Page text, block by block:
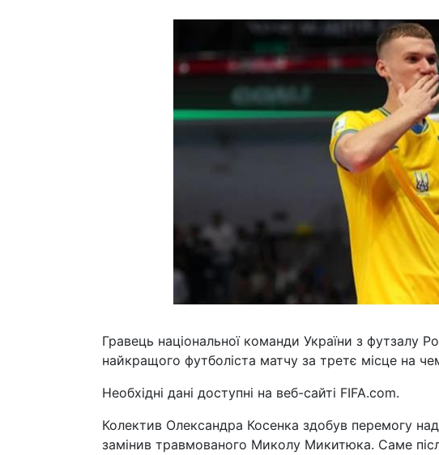
Гравець національної команди України з футзалу
найкращого футболіста матчу за третє місце на
Необхідні дані доступні на веб-сайті FIFA.com.
Колектив Олександра Косенка здобув перемогу
замінив травмованого Миколу Микитюка. Саме